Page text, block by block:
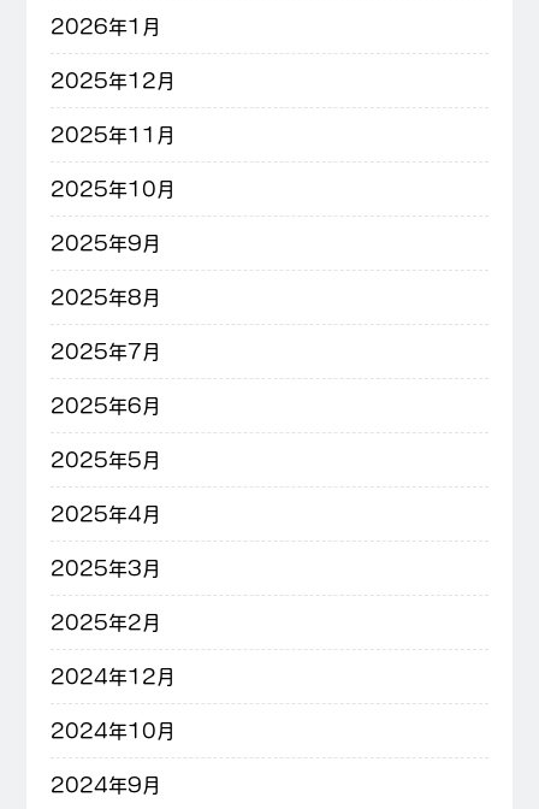
2026年1月
2025年12月
2025年11月
2025年10月
2025年9月
2025年8月
2025年7月
2025年6月
2025年5月
2025年4月
2025年3月
2025年2月
2024年12月
2024年10月
2024年9月